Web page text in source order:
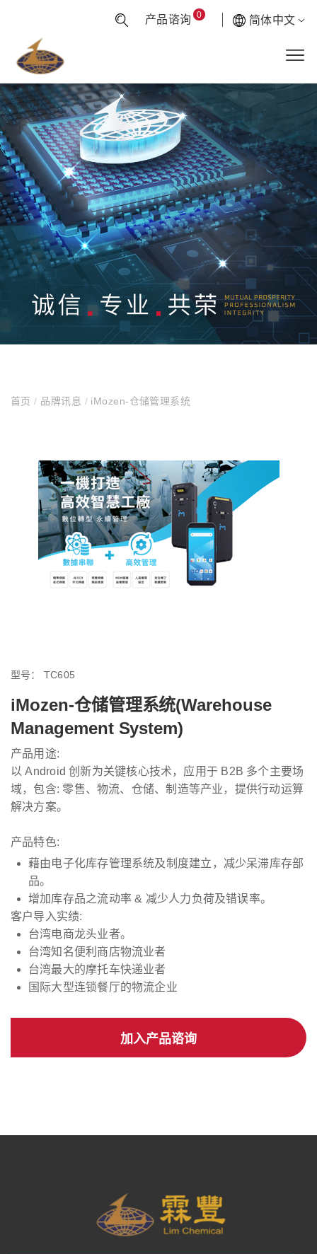
产品谘询 0 简体中文
首页/ 品牌讯息 /iMozen-仓储管理系统
型号： TC605
iMozen-仓储管理系统(Warehouse
Management System)
产品用途:
以 Android 创新为关键核心技术，应用于 B2B 多个主要场
域，包含: 零售、物流、仓储、制造等产业，提供行动运算
解决方案。
产品特色:
藉由电子化库存管理系统及制度建立，减少呆滞库存部
品。
增加库存品之流动率 & 减少人力负荷及错误率。
客户导入实绩:
台湾电商龙头业者。
台湾知名便利商店物流业者
台湾最大的摩托车快递业者
国际大型连锁餐厅的物流企业
加入产品谘询